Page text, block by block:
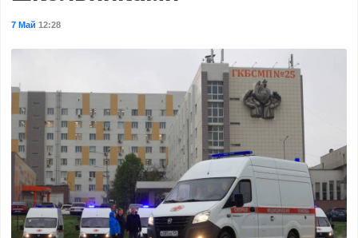
7 Май 12:28